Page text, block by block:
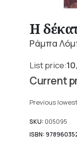
Η
Ράμπα
Original
price
10,60 €.
price
7,42 €.
Previous
SKU: 005095
ISBN: